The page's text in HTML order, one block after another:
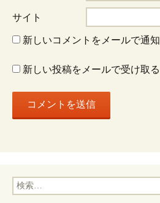
ン
サイト
新しいコメントをメールで通知
新しい投稿をメールで受け取る
検
索: